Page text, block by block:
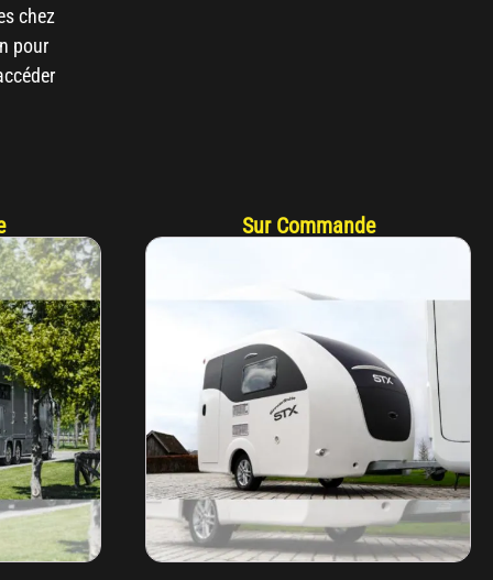
chez
pour
Sur Commande